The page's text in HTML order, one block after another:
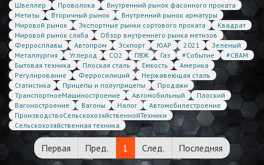
Швеллер
Проволока
Внутренний рынок фасонного проката
Метизы
Вторичный рынок
Внутренний рынок арматуры
Мировой рынок
Экспортные рынки сортового проката
Квадрат
Мировой рынок сляба
Обзор внутреннего рынка метизов
Ферросплавы
Автопром Эскпорт ЮАР 2021
Зеленый
Металлургия
Углерод CO2 ПВЖ Газ #Событие
#CBAM
Бытовая техника
Плоская сталь Емкость
Америка
Регулирование
Ферросилиций
Нержавеющая сталь
Статистика
Прицепы и полуприцепы
Продажи
ТранспортноеМашиностроение
Автомобильный
Плоский
Вагоностроение
Вагоны Налог
Автомобилестроение
ПроизводствоСельскохозяйственнойТехники
Сельскохозяйственная техника
Первая Пред. 1 След. Последняя